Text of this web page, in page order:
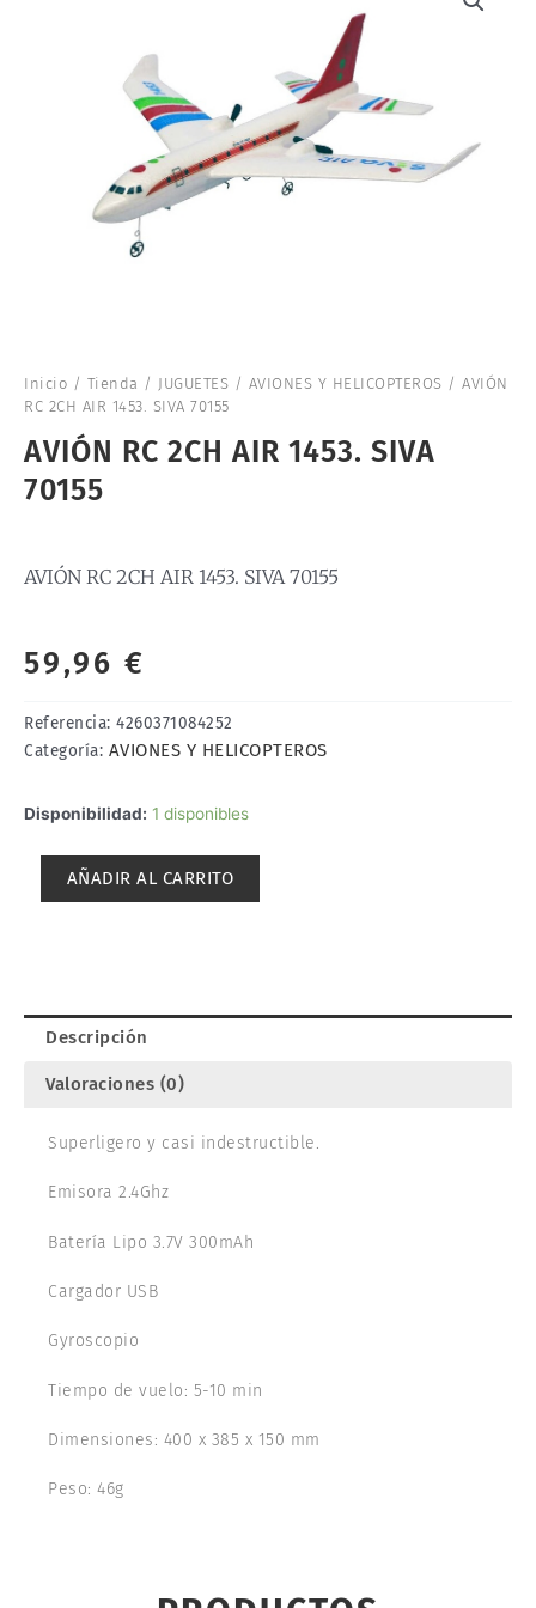
Inicio / Tienda / JUGUETES / AVIONES Y HELICOPTEROS / AVIÓN
RC 2CH AIR 1453. SIVA 70155
AVIÓN RC 2CH AIR 1453. SIVA
70155
AVIÓN RC 2CH AIR 1453. SIVA 70155
59,96 €
Referencia: 4260371084252
Categoría: AVIONES Y HELICOPTEROS
Disponibilidad: 1 disponibles
AVIÓN
AÑADIR AL CARRITO
Descripción
Valoraciones (0)
Superligero y casi indestructible.
Emisora 2.4Ghz
Batería Lipo 3.7V 300mAh
Cargador USB
Gyroscopio
Tiempo de vuelo: 5-10 min
Dimensiones: 400 x 385 x 150 mm
Peso: 46g